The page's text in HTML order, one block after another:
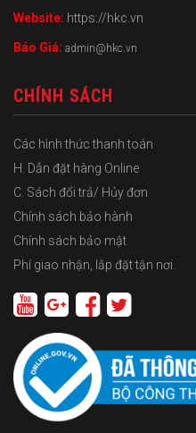
Website: https://hkc.vn
Báo Giá: admin@hkc.vn
CHÍNH SÁCH
Các hình thức thanh toán
H. Dẫn đặt hàng Online
C. Sách đổi trả/ Hủy đơn
Chính sách bảo hành
Chính sách bảo mật
Phí giao nhận, lắp đặt tận nơi.